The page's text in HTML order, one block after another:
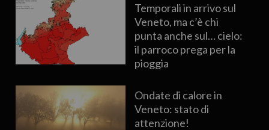
Temporali in arrivo sul
Veneto, ma c’è chi
punta anche sul… cielo:
il parroco prega per la
pioggia
Ondate di calore in
Veneto: stato di
attenzione!